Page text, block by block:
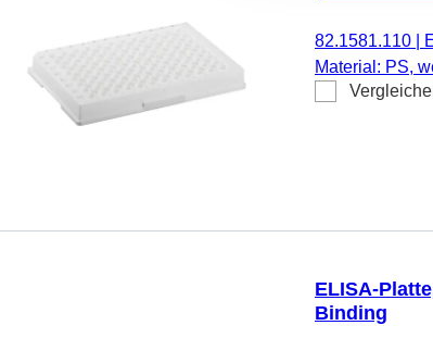
82.1581.110
Material: PS,
pyrogenfrei/
ELISA-
Binding